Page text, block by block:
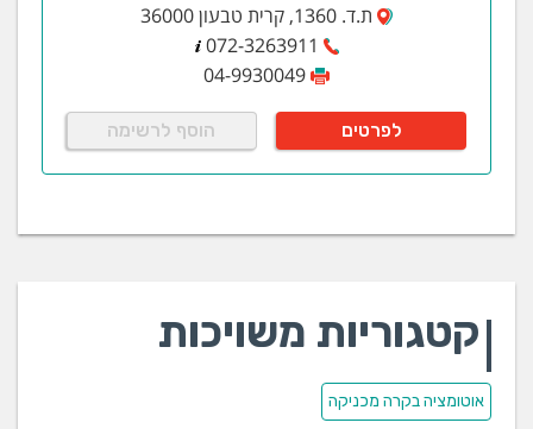
ת.ד. 1360, קרית טבעון 36000
072-3263911
04-9930049
לפרטים הוסף לרשימה
קטגוריות משויכות
אוטומציה בקרה מכניקה